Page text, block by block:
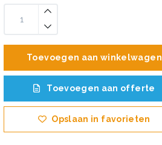
Toevoegen aan winkelwagen
Toevoegen aan offerte
Opslaan in favorieten